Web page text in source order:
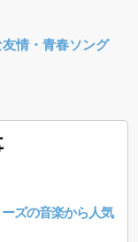
情・青春ソング
ズの音楽から人気